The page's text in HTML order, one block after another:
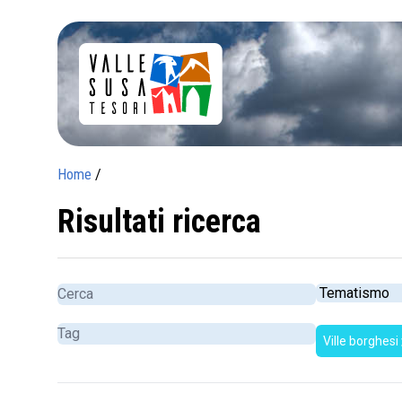
Home /
Risultati ricerca
Ville borghesi